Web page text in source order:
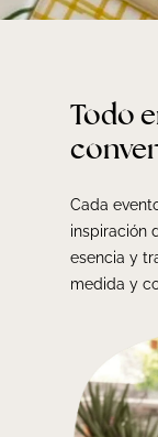
Todo
Cada
inspiración
esencia y
medida y